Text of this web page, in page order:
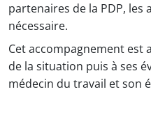
partenaires de la PDP,
nécessaire.
Cet accompagnement est
de la situation puis à ses
médecin du travail et son